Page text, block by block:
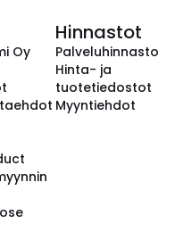
Oy
Hinnastot
Palveluhinnasto
Hinta- ja
tuotetiedostot
Myyntiehdot